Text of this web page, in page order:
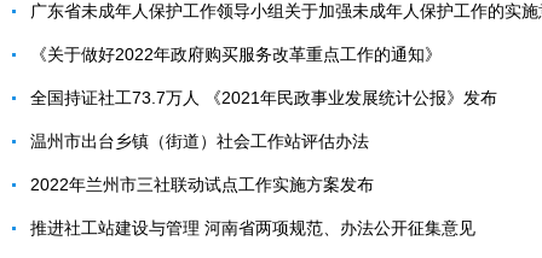
广东省未成年人保护工作领导小组关于加强未成年人保护工作的实
《关于做好2022年政府购买服务改革重点工作的通知》
全国持证社工73.7万人 《2021年民政事业发展统计公报》发布
温州市出台乡镇（街道）社会工作站评估办法
2022年兰州市三社联动试点工作实施方案发布
推进社工站建设与管理 河南省两项规范、办法公开征集意见